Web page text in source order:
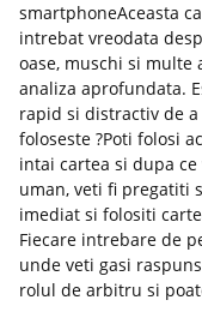
smartphoneAceasta
intrebat vreodata
oase, muschi si multe
analiza aprofundata.
rapid si distractiv de
foloseste ?Poti folosi
intai cartea si dupa
uman, veti fi pregatiti
imediat si folositi
Fiecare intrebare de
unde veti gasi
rolul de arbitru si